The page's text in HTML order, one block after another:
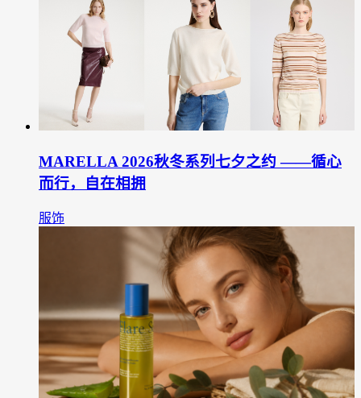
MARELLA 2026秋冬系列七夕之约 ——循心
而行，自在相拥
服饰